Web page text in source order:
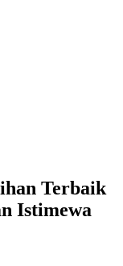
Terbaik
Istimewa